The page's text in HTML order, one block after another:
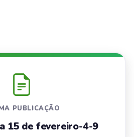
PUBLICAÇÃO
15 de fevereiro-4-9